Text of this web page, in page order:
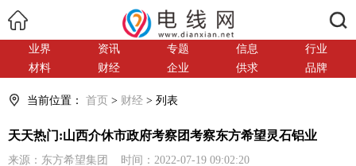
业界 资讯 专题 信息
行业
材料
财经 企业 供求 品牌
当前位置： 首页 > 财经 > 列表
天天热门:山西介休市政府考察团考察东方希望灵石铝业
来源：东方希望集团 时间：2022-07-19 09:02:20